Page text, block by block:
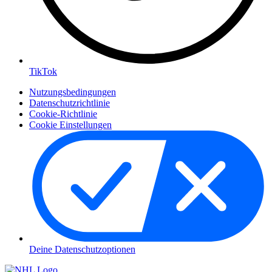
TikTok
Nutzungsbedingungen
Datenschutzrichtlinie
Cookie-Richtlinie
Cookie Einstellungen
Deine Datenschutzoptionen